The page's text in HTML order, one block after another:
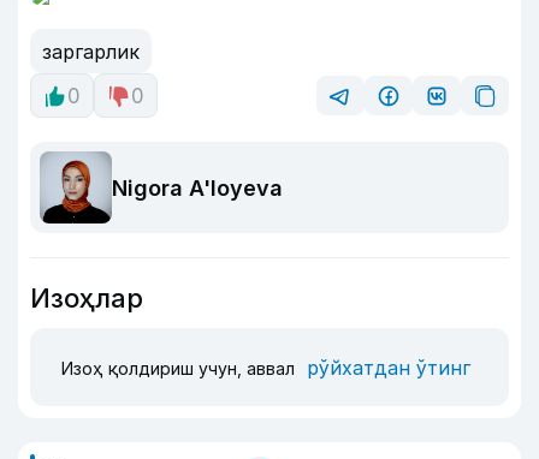
заргарлик
0
0
Nigora A'loyeva
Изоҳлар
Изоҳ қолдириш учун, аввал рўйхатдан ўтинг